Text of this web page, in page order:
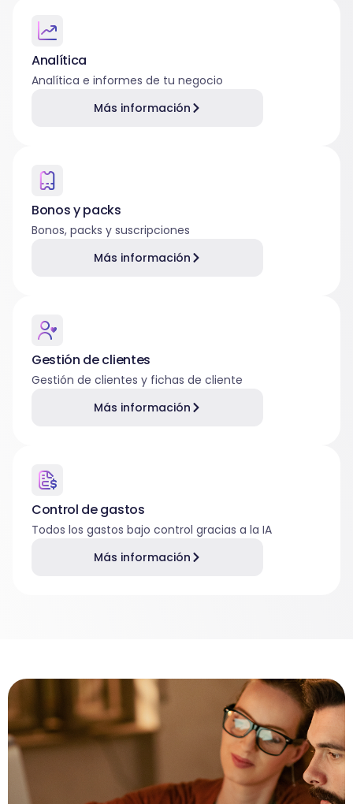
Analítica
Analítica e informes de tu negocio
Más información
Bonos y packs
Bonos, packs y suscripciones
Más información
Gestión de clientes
Gestión de clientes y fichas de cliente
Más información
Control de gastos
Todos los gastos bajo control gracias a la IA
Más información